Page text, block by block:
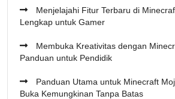
Menjelajahi Fitur Terbaru di
Lengkap untuk Gamer
Membuka Kreativitas dengan
Panduan untuk Pendidik
Panduan Utama untuk Minecraft
Buka Kemungkinan Tanpa Batas